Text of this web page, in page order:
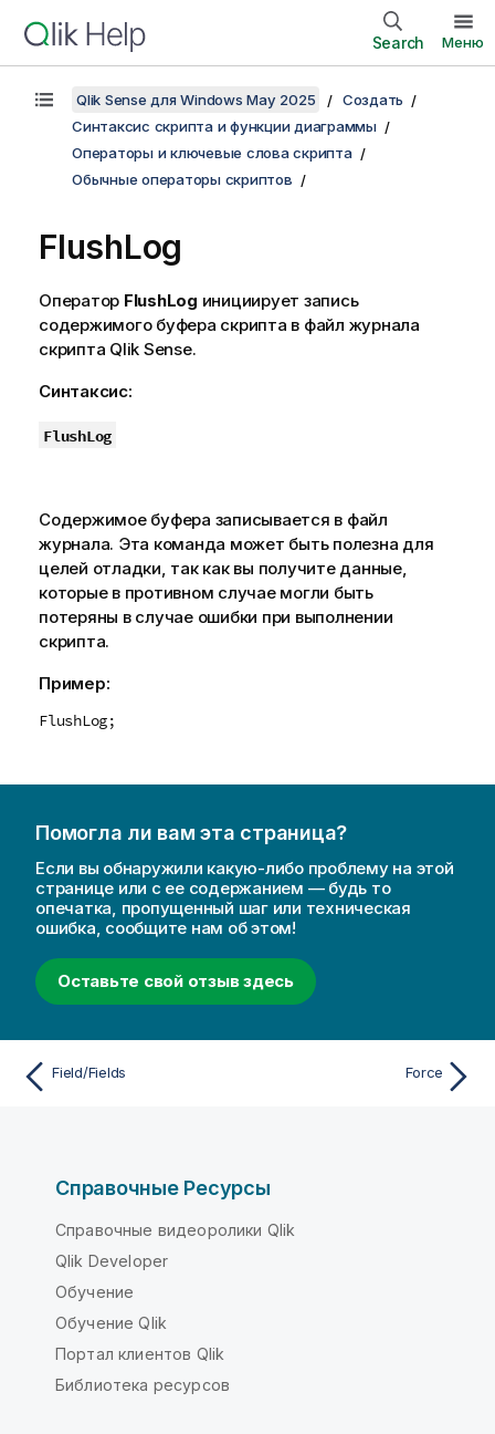
Search Меню
Qlik Sense для Windows May 2025
Создать
Синтаксис скрипта и функции диаграммы
Операторы и ключевые слова скрипта
Обычные операторы скриптов
FlushLog
Оператор FlushLog инициирует запись
содержимого буфера скрипта в файл журнала
скрипта Qlik Sense.
Синтаксис:
FlushLog
Содержимое буфера записывается в файл
журнала. Эта команда может быть полезна для
целей отладки, так как вы получите данные,
которые в противном случае могли быть
потеряны в случае ошибки при выполнении
скрипта.
Пример:
FlushLog;
Помогла ли вам эта страница?
Если вы обнаружили какую-либо проблему на этой
странице или с ее содержанием — будь то
опечатка, пропущенный шаг или техническая
ошибка, сообщите нам об этом!
Оставьте свой отзыв здесь
Field/Fields Force
Справочные Ресурсы
Справочные видеоролики Qlik
Qlik Developer
Обучение
Обучение Qlik
Портал клиентов Qlik
Библиотека ресурсов